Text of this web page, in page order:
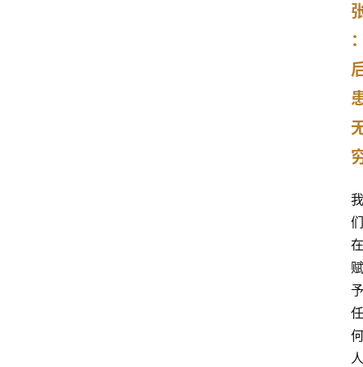
我
们
在
赋
予
任
何
人